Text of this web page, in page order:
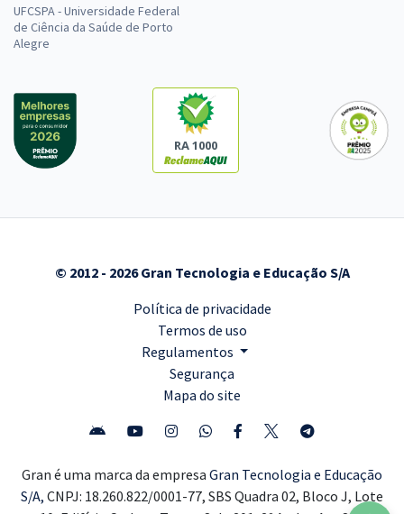
UFCSPA - Universidade Federal
de Ciência da Saúde de Porto
Alegre
RA 1000
© 2012 - 2026 Gran Tecnologia e Educação S/A
Política de privacidade
Termos de uso
Regulamentos
Segurança
Mapa do site
Gran é uma marca da empresa Gran Tecnologia e Educação
S/A, CNPJ: 18.260.822/0001-77, SBS Quadra 02, Bloco J, Lote